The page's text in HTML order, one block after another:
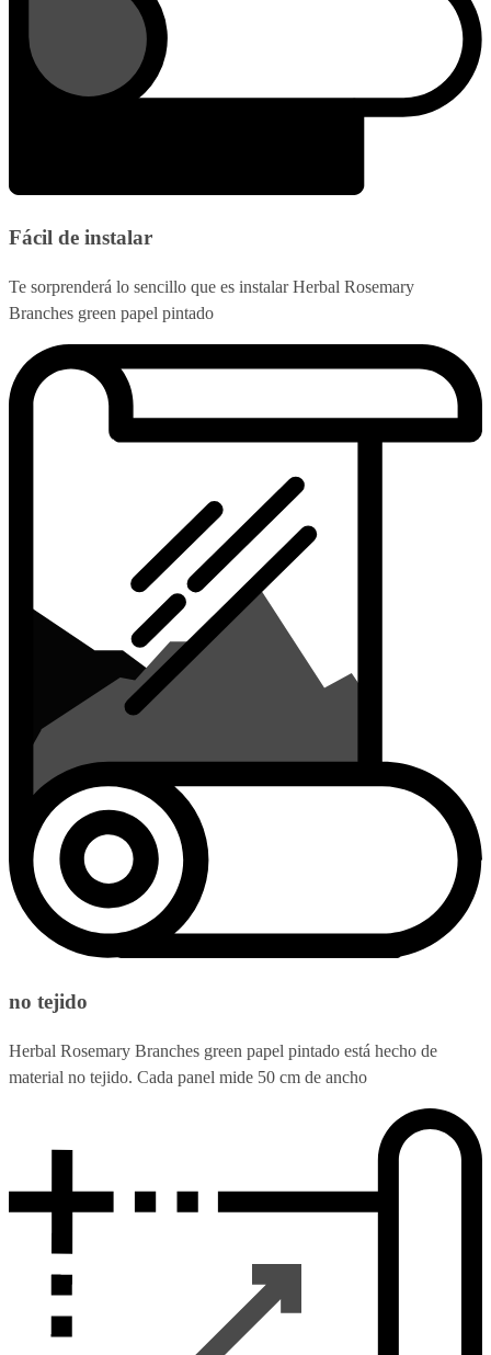
Fácil de instalar
Te sorprenderá lo sencillo que es instalar Herbal Rosemary
Branches green papel pintado
no tejido
Herbal Rosemary Branches green papel pintado está hecho de
material no tejido. Cada panel mide 50 cm de ancho